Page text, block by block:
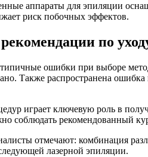
аппараты для эпиляции
риск побочных эффектов.
по
ошибки при выборе
Также распространена
играет ключевую роль в
соблюдать рекомендованный
отмечают: комбинация
лазерной эпиляции.